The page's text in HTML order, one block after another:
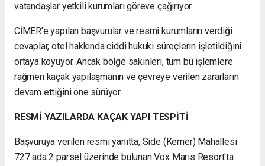
vatandaşlar yetkili kurumları göreve çağırıyor.
CİMER'e yapılan başvurular ve resmî kurumların verdiği
cevaplar, otel hakkında ciddi hukuki süreçlerin işletildiğini
ortaya koyuyor. Ancak bölge sakinleri, tüm bu işlemlere
rağmen kaçak yapılaşmanın ve çevreye verilen zararların
devam ettiğini öne sürüyor.
RESMİ YAZILARDA KAÇAK YAPI TESPİTİ
Başvuruya verilen resmi yanıtta, Side (Kemer) Mahallesi
727 ada 2 parsel üzerinde bulunan Vox Maris Resort'ta